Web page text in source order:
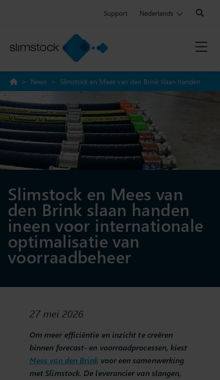
Support Nederlands
Search:
> News > Slimstock en Mees van den Brink slaan handen
ineen voor internationale optimalisatie van voorraadbeheer
Slimstock en Mees van
den Brink slaan handen
ineen voor internationale
optimalisatie van
voorraadbeheer
27 mei 2026
Om meer efficiëntie en inzicht te creëren
binnen forecast- en voorraadprocessen, kiest
Mees van den Brinkvoor een samenwerking
met Slimstock. De leverancier van slangen,